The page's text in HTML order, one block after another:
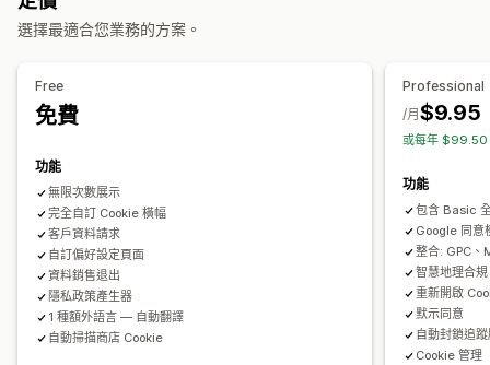
隱私法規遵循
資料管理
法規
PIPEDA
UCPA
分析與報告
選擇最適合您業務的方案。
Free
免費
功能
無限次數展示
完全自訂 Cookie 橫幅
客戶資料請求
自訂偏好設定頁面
資料銷售退出
隱私政策產生器
1 種額外語言 — 自動翻譯
自動掃描商店 Cookie
Professional
$9.95
/月
或每年 $99.50
功能
包含 Basic
Google 同意
整合: GPC
智慧地理合
重新開啟
默示同意
自動封鎖追
Cookie 管理